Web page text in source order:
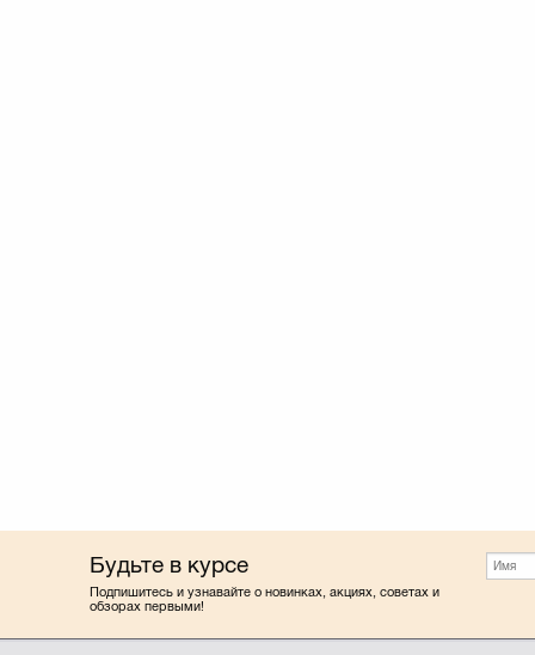
Будьте в курсе
Подпишитесь и узнавайте о новинках, акциях, советах и
обзорах первыми!